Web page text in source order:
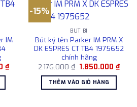
IM
₫Giá
hiện
1.850.000 ₫.
-15%
BÚT BI
Bút ký tên Parker IM PRM X
DK ESPRES CT TB4 1975652
chính hãng
2.176.000₫ Giá
là:
2.176.000 ₫.
1.850.000₫Giá
hiện
THÊM VÀO GIỎ HÀNG